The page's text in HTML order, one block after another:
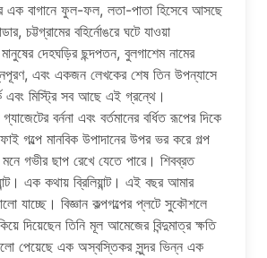
বাগানে ফুল-ফল, লতা-পাতা হিসেবে আসছে
চট্টগ্রামের বহির্নোঙরে ঘটে যাওয়া
দেহঘড়ির ছন্দপতন, বুলগাশেম নামের
এবং একজন লেখকের শেষ তিন উপন্যাসে
এবং মিস্ট্রি সব আছে এই গ্রন্থে।
বর্ননা এবং বর্তমানের বর্ধিত রূপের দিকে
গল্পে মানবিক উপাদানের উপর ভর করে গল্প
মনে গভীর ছাপ রেখে যেতে পারে। শিবব্রত
এক কথায় ব্রিলিয়ান্ট। এই বছর আমার
যাচ্ছে। বিজ্ঞান কল্পগল্পের প্লটে সুকৌশলে
দিয়েছেন তিনি মূল আমেজের বিন্দুমাত্র ক্ষতি
পেয়েছে এক অস্বস্তিকর সুন্দর ভিন্ন এক